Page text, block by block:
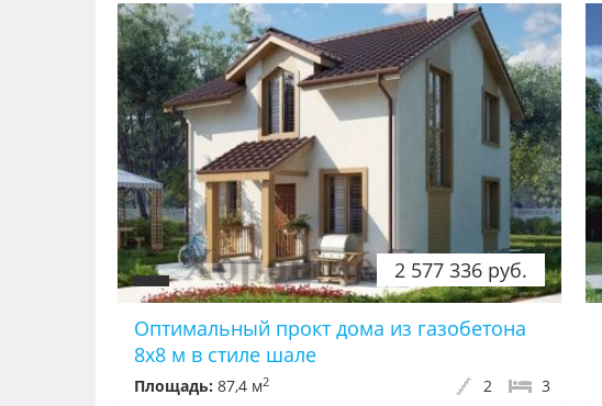
2 577 336 руб.
Оптимальный прокт дома из газобетона
8x8 м в стиле шале
Площадь: 87,4 м2 3
2